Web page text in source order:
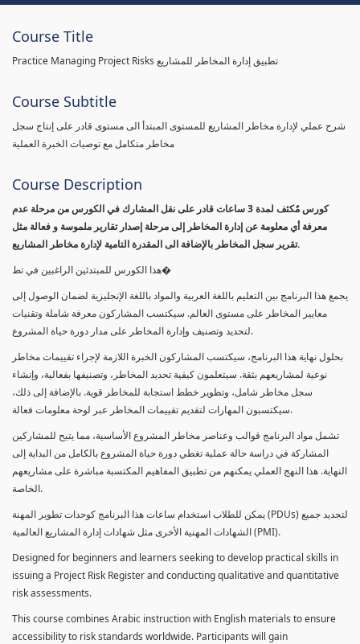
Course Title
Practice Managing Project Risks تطبيق إدارة المخاطر للمشاريع
Course Subtitle
شرح عملي لإدارة مخاطر المشاريع للمستوى المبتدأ الى مستوى قادر على إنتاج سجل
مخاطر متكامل مع توصيات الخبرة العملية
Course Description
كورس مٌكثف لمدة 3 ساعات قادر على نقل المشارك في الكورس من مرحلة عدم
معرفة أي معلومة عن إدارة المخاطر إلى مرحلة إصدار تقارير ملموسة و فعالة مثل
تقرير سجل المخاطر بالإضافة الى المقدرة التامية لإدارة مخاطر المشاريع.
هذا الكورس للمبتدئين الراغبين في تط�
يجمع هذا البرنامج بين التعليم باللغة العربية والمواد باللغة الإنجليزية لضمان الوصول إلى
معايير المخاطر على مستوى العالم. سيكتسب المشاركون معرفة شاملة وتقنيات
لتحديد وتصنيف وإدارة المخاطر على مدار دورة حياة المشروع.
بحلول نهاية هذا البرنامج، سيكتسب المشاركون الخبرة اللازمة لإجراء تقييمات مخاطر
نوعية لمشاريعهم بثقة. سيتعلمون كيفية تحديد المخاطر، وتصنيفها بفعالية، وإنشاء
سجل مخاطر شامل، وتطوير خطط استجابة للمخاطر قوية. بالإضافة إلى ذلك،
سيكتسبون المهارات لتقديم تقييمات المخاطر عبر لوحة معلومات فعالة.
تشمل مواد البرنامج قوالب وعناصر مخاطر المشروع الأساسية، مما يتيح للمشاركين
المشاركة في دراسة حالة عملية تغطي دورة حياة المشروع بالكامل من البداية إلى
النهاية. هذا النهج العملي يمكنهم من تطبيق المفاهيم المكتسبة مباشرة على مشاريعهم
الخاصة.
يمكن للطلاب استخدام ساعات هذا البرنامج كوحدات تطوير المهنة (PDUs) لتجديد جميع
الشهادات المهنية الأخرى مثل شهادات إدارة المشاريع العالمية (PMI).
Designed for beginners and learners seeking to develop practical skills in
issuing a Project Risk Register and conducting qualitative and quantitative
risk assessments.
This course combines Arabic instruction with English materials to ensure
accessibility to risk standards worldwide. Participants will gain